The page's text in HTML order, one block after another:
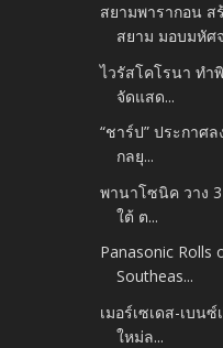
สยามพารากอน
สยาม มอบมหัศ
ไวรัสโคโรนา ทำ
จัดแสด...
“ชาร์ป”​ ประกาศ
กลยุ...
พานาโซนิค วาง 3
ใต้ ต...
Panasonic Rolls
Southeas...
เมอร์เซเดส-เบน
ใหม่ล...